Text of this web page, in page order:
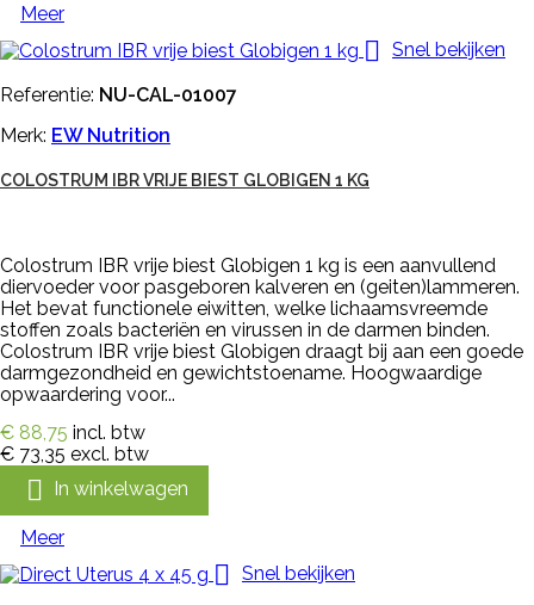
Meer
 Snel bekijken
Referentie: NU-CAL-01007
Merk: EW Nutrition
COLOSTRUM IBR VRIJE BIEST GLOBIGEN 1 KG
Colostrum IBR vrije biest Globigen 1 kg is een aanvullend
diervoeder voor pasgeboren kalveren en (geiten)lammeren.
Het bevat functionele eiwitten, welke lichaamsvreemde
stoffen zoals bacteriën en virussen in de darmen binden.
Colostrum IBR vrije biest Globigen draagt bij aan een goede
darmgezondheid en gewichtstoename. Hoogwaardige
opwaardering voor...
€ 88,75 incl. btw
€ 73,35 excl. btw
 In winkelwagen
Meer
 Snel bekijken